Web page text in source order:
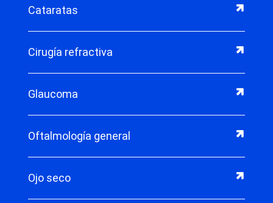
Cataratas
Cirugía refractiva
Glaucoma
Oftalmología general
Ojo seco